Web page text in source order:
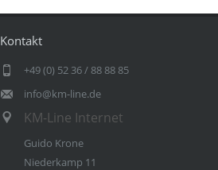
Kontakt
+49 (0) 52 36 / 88 88 85
info@km-line.de
KM-Line Internet
Guido Krone
Niederkamp 11